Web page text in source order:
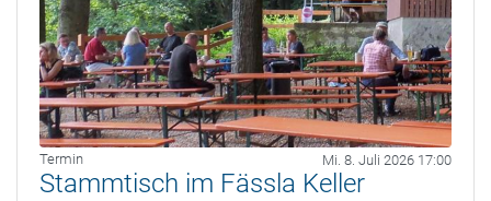
Termin Mi. 8. Juli 2026 17:00
Stammtisch im Fässla Keller